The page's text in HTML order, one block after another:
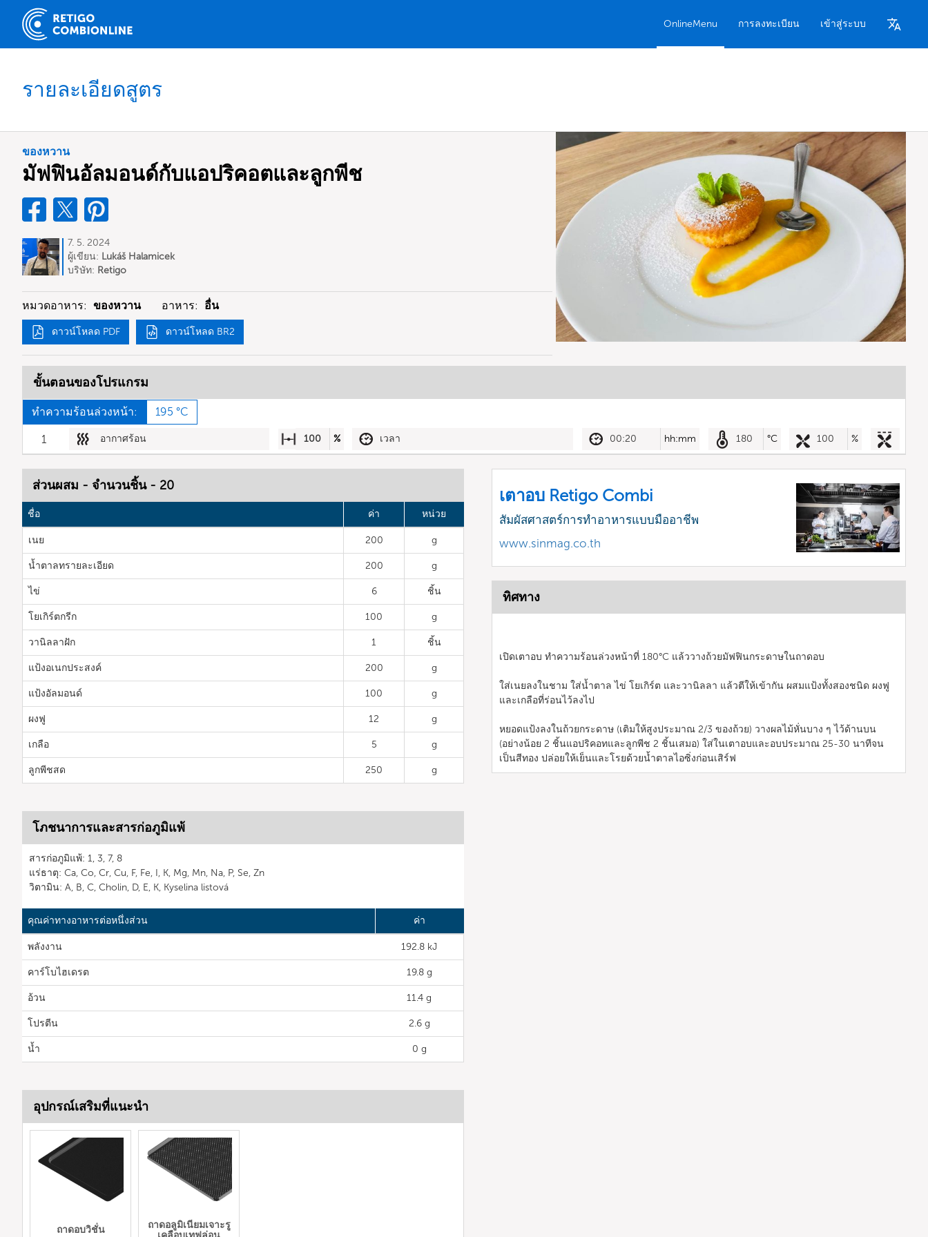
OnlineMenu การลงทะเบียน เข้าสู่ระบบ
รายละเอียดสูตร
ของหวาน
มัฟฟินอัลมอนด์กับแอปริคอตและลูกพีช
7. 5. 2024
ผู้เขียน: Lukáš Halamicek
บริษัท: Retigo
หมวดอาหาร: ของหวาน อาหาร: อื่น
ดาวน์โหลด PDF ดาวน์โหลด BR2
ขั้นตอนของโปรแกรม
ทำความร้อนล่วงหน้า: 195 °C
1 อากาศร้อน 100 % เวลา 00:20 hh:mm 180 °C 100 %
ส่วนผสม - จำนวนชิ้น - 20
ชื่อ ค่า หน่วย
เนย 200 g
น้ำตาลทรายละเอียด 200 g
ไข่ 6 ชิ้น
โยเกิร์ตกรีก 100 g
วานิลลาฝัก 1 ชิ้น
แป้งอเนกประสงค์ 200 g
แป้งอัลมอนด์ 100 g
ผงฟู 12 g
เกลือ 5 g
ลูกพีชสด 250 g
โภชนาการและสารก่อภูมิแพ้
สารก่อภูมิแพ้: 1, 3, 7, 8
แร่ธาตุ: Ca, Co, Cr, Cu, F, Fe, I, K, Mg, Mn, Na, P, Se, Zn
วิตามิน: A, B, C, Cholin, D, E, K, Kyselina listová
คุณค่าทางอาหารต่อหนึ่งส่วน ค่า
พลังงาน 192.8 kJ
คาร์โบไฮเดรต 19.8 g
อ้วน 11.4 g
โปรตีน 2.6 g
น้ำ 0 g
เตาอบ Retigo Combi
สัมผัสศาสตร์การทำอาหารแบบมืออาชีพ
www.sinmag.co.th
ทิศทาง
เปิดเตาอบ ทำความร้อนล่วงหน้าที่ 180°C แล้ววางถ้วยมัฟฟินกระดาษในถาดอบ
ใส่เนยลงในชาม ใส่น้ำตาล ไข่ โยเกิร์ต และวานิลลา แล้วตีให้เข้ากัน ผสมแป้งทั้งสองชนิด ผงฟู
และเกลือที่ร่อนไว้ลงไป
หยอดแป้งลงในถ้วยกระดาษ (เติมให้สูงประมาณ 2/3 ของถ้วย) วางผลไม้หั่นบาง ๆ ไว้ด้านบน
(อย่างน้อย 2 ชิ้นแอปริคอทและลูกพีช 2 ชิ้นเสมอ) ใส่ในเตาอบและอบประมาณ 25-30 นาทีจน
เป็นสีทอง ปล่อยให้เย็นและโรยด้วยน้ำตาลไอซิ่งก่อนเสิร์ฟ
อุปกรณ์เสริมที่แนะนำ
ถาดอบวิชั่น
ถาดอลูมิเนียมเจาะรู